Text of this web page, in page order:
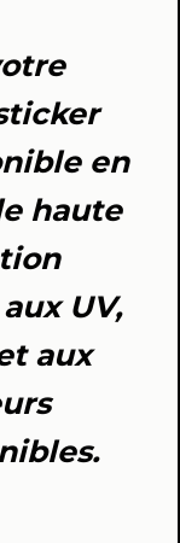
en
haute
UV,
aux